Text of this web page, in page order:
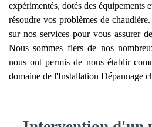
expérimentés, dotés des équipements
résoudre vos problèmes de
sur nos services pour vous assurer
Nous sommes fiers de nos
nous ont permis de nous établir
domaine de l'Installation Dépannage